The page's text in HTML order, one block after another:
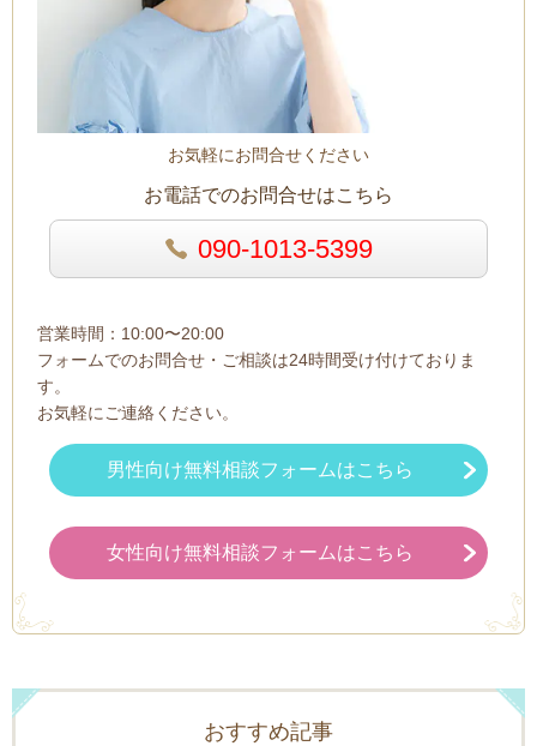
お気軽にお問合せください
お電話でのお問合せはこちら
090-1013-5399
営業時間：10:00〜20:00
フォームでのお問合せ・ご相談は24時間受け付けておりま
す。
お気軽にご連絡ください。
男性向け無料相談フォームはこちら
女性向け無料相談フォームはこちら
おすすめ記事